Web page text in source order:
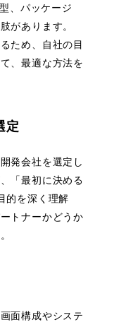
、パッケージ
があります。
ため、自社の目
、最適な方法を
定
発会社を選定し
「最初に決める
的を深く理解
トナーかどうか
面構成やシステ